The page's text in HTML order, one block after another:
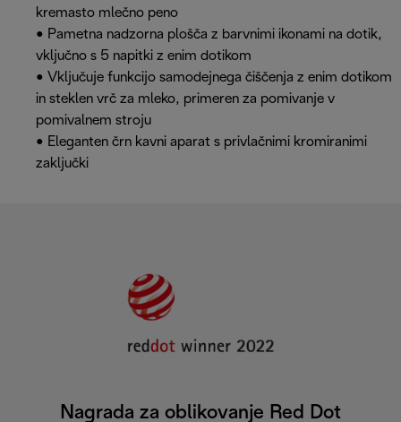
kremasto mlečno peno
• Pametna nadzorna plošča z barvnimi ikonami na dotik,
vključno s 5 napitki z enim dotikom
• Vključuje funkcijo samodejnega čiščenja z enim dotikom
in steklen vrč za mleko, primeren za pomivanje v
pomivalnem stroju
• Eleganten črn kavni aparat s privlačnimi kromiranimi
zaključki
Nagrada za oblikovanje Red Dot